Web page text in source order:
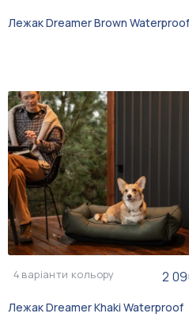
Лежак Dreamer Brown Waterproof
4 варіанти кольору 2
Лежак Dreamer Khaki Waterproof